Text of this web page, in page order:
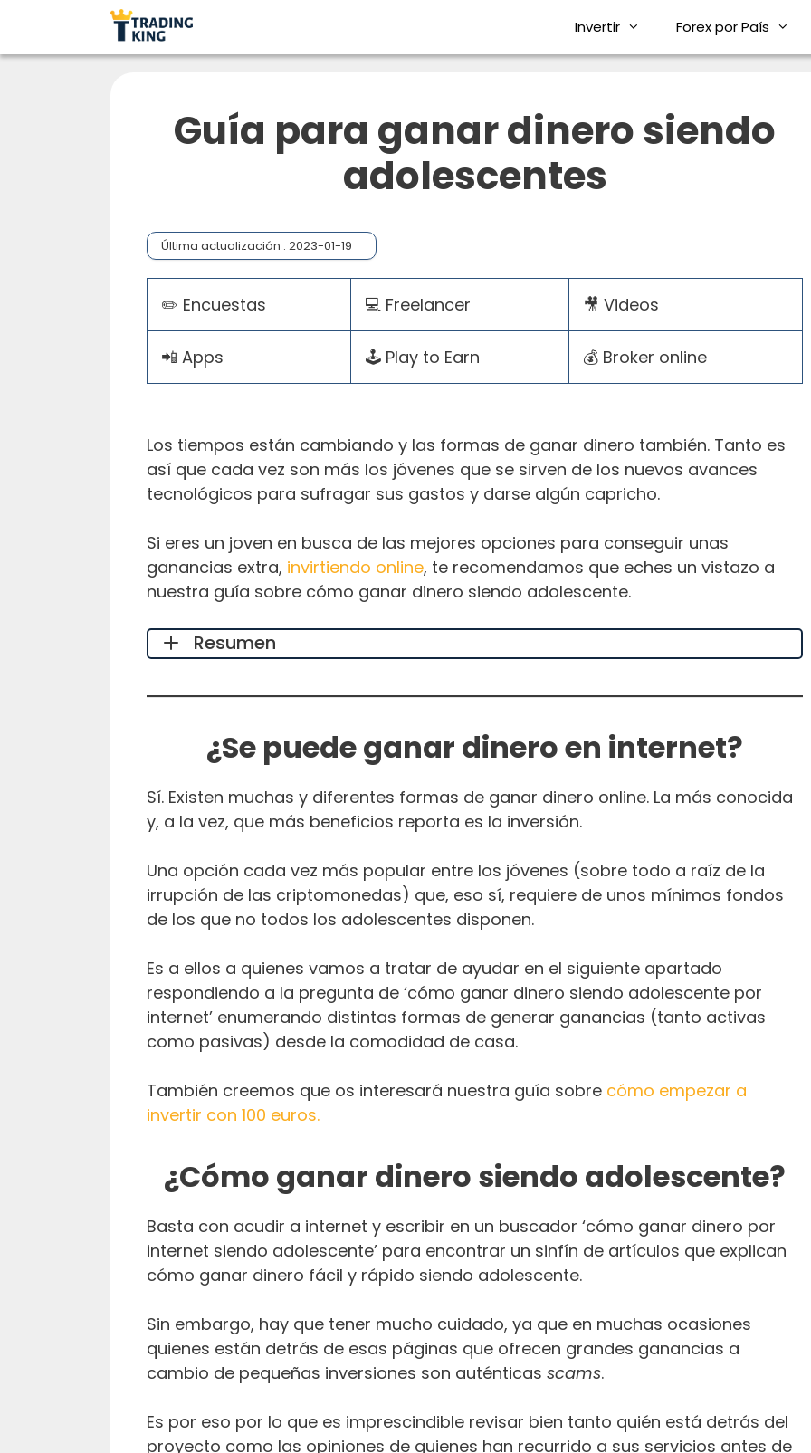
Invertir Forex por País
Guía para ganar dinero siendo
adolescentes
Última actualización : 2023-01-19
✏️ Encuestas 💻 Freelancer 🎥 Videos
📲 Apps 🕹 Play to Earn 💰 Broker online
Los tiempos están cambiando y las formas de ganar dinero también. Tanto es
así que cada vez son más los jóvenes que se sirven de los nuevos avances
tecnológicos para sufragar sus gastos y darse algún capricho.
Si eres un joven en busca de las mejores opciones para conseguir unas
ganancias extra, invirtiendo online, te recomendamos que eches un vistazo a
nuestra guía sobre cómo ganar dinero siendo adolescente.
Resumen
¿Se puede ganar dinero en internet?
Sí. Existen muchas y diferentes formas de ganar dinero online. La más conocida
y, a la vez, que más beneficios reporta es la inversión.
Una opción cada vez más popular entre los jóvenes (sobre todo a raíz de la
irrupción de las criptomonedas) que, eso sí, requiere de unos mínimos fondos
de los que no todos los adolescentes disponen.
Es a ellos a quienes vamos a tratar de ayudar en el siguiente apartado
respondiendo a la pregunta de ‘cómo ganar dinero siendo adolescente por
internet’ enumerando distintas formas de generar ganancias (tanto activas
como pasivas) desde la comodidad de casa.
También creemos que os interesará nuestra guía sobre cómo empezar a
invertir con 100 euros.
¿Cómo ganar dinero siendo adolescente?
Basta con acudir a internet y escribir en un buscador ‘cómo ganar dinero por
internet siendo adolescente’ para encontrar un sinfín de artículos que explican
cómo ganar dinero fácil y rápido siendo adolescente.
Sin embargo, hay que tener mucho cuidado, ya que en muchas ocasiones
quienes están detrás de esas páginas que ofrecen grandes ganancias a
cambio de pequeñas inversiones son auténticas scams.
Es por eso por lo que es imprescindible revisar bien tanto quién está detrás del
proyecto como las opiniones de quienes han recurrido a sus servicios antes de